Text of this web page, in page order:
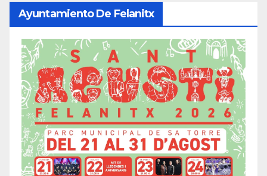
Ayuntamiento De Felanitx